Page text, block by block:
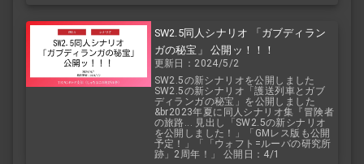
SW2.5同人シナリオ 「ガブディラン
ガの秘宝」 公開ッ！！！
更新日：2024/5/2
SW2.5の新シナリオを公開しました
SW2.5の新シナリオ「護送列車とガブ
ディランガの秘宝」を公開しました
&br2023年夏に同人シナリオ集『冒険者
の旅路... 見出し「SW2.5の新シナリオ
を公開しました！」「GMレス版も公開
予定！」「「ウォフト=ルーバの研究所
跡」2周年！」 公開日：4/1